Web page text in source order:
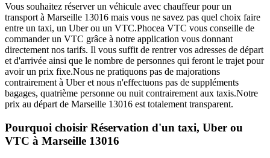
Vous souhaitez réserver un véhicule avec chauffeur pour un
transport à Marseille 13016 mais vous ne savez pas quel choix faire
entre un taxi, un Uber ou un VTC.Phocea VTC vous conseille de
commander un VTC grâce à notre application vous donnant
directement nos tarifs. Il vous suffit de rentrer vos adresses de départ
et d'arrivée ainsi que le nombre de personnes qui feront le trajet pour
avoir un prix fixe.Nous ne pratiquons pas de majorations
contrairement à Uber et nous n'effectuons pas de suppléments
bagages, quatrième personne ou nuit contrairement aux taxis.Notre
prix au départ de Marseille 13016 est totalement transparent.
Pourquoi choisir Réservation d'un taxi, Uber ou
VTC à Marseille 13016